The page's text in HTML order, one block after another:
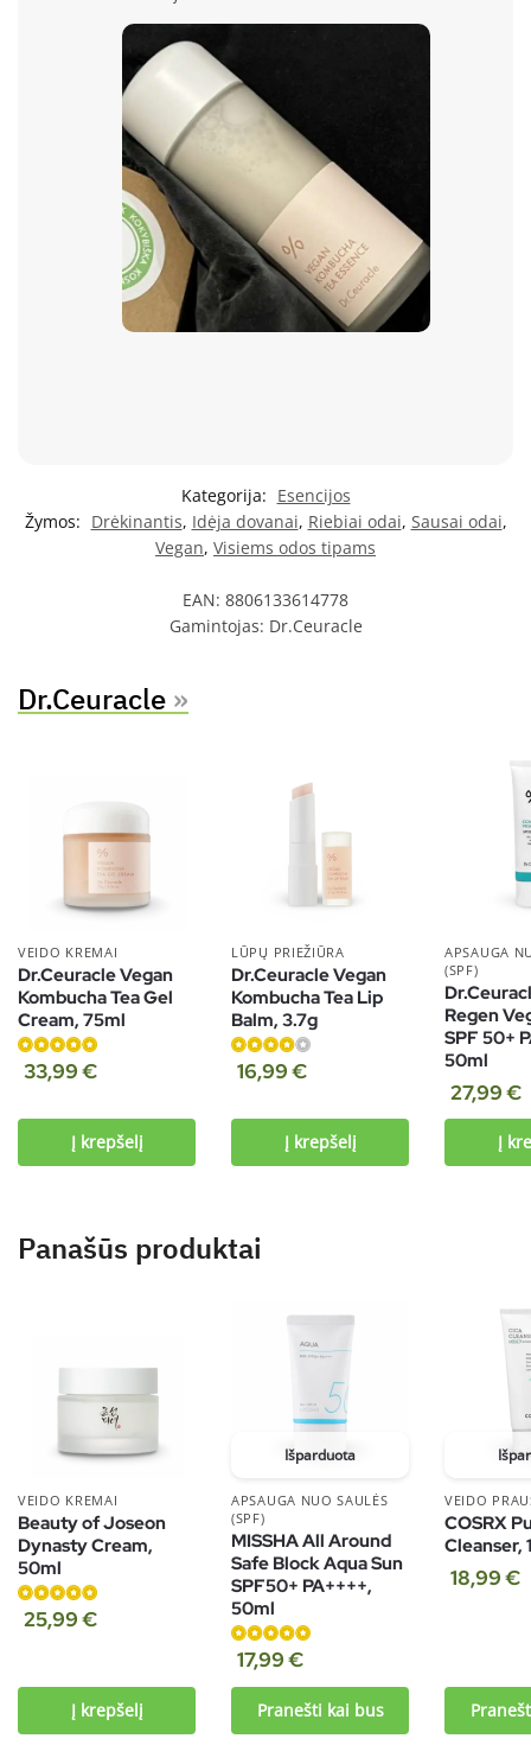
Kategorija: Esencijos
Žymos: Drėkinantis, Idėja dovanai, Riebiai odai, Sausai odai,
Vegan, Visiems odos tipams
EAN: 8806133614778
Gamintojas: Dr.Ceuracle
Dr.Ceuracle »
VEIDO KREMAI
Dr.Ceuracle Vegan
Kombucha Tea Gel
Cream, 75ml
Įvertinimas:
33,99€
Į krepšelį
LŪPŲ PRIEŽIŪRA
Dr.Ceuracle Vegan
Kombucha Tea Lip
Balm, 3.7g
Įvertinimas:
16,99€
Į krepšelį
APSAUGA
(SPF)
Regen
SPF 50+
50ml
27,99€
Į
Panašūs produktai
VEIDO KREMAI
Beauty of Joseon
Dynasty Cream,
50ml
Įvertinimas:
25,99€
Į krepšelį
Išparduota
APSAUGA NUO SAULĖS
(SPF)
MISSHA All Around
Safe Block Aqua Sun
SPF50+ PA++++,
50ml
Įvertinimas:
17,99€
Pranešti kai bus
VEIDO
COSRX
Cleanser,
18,99€